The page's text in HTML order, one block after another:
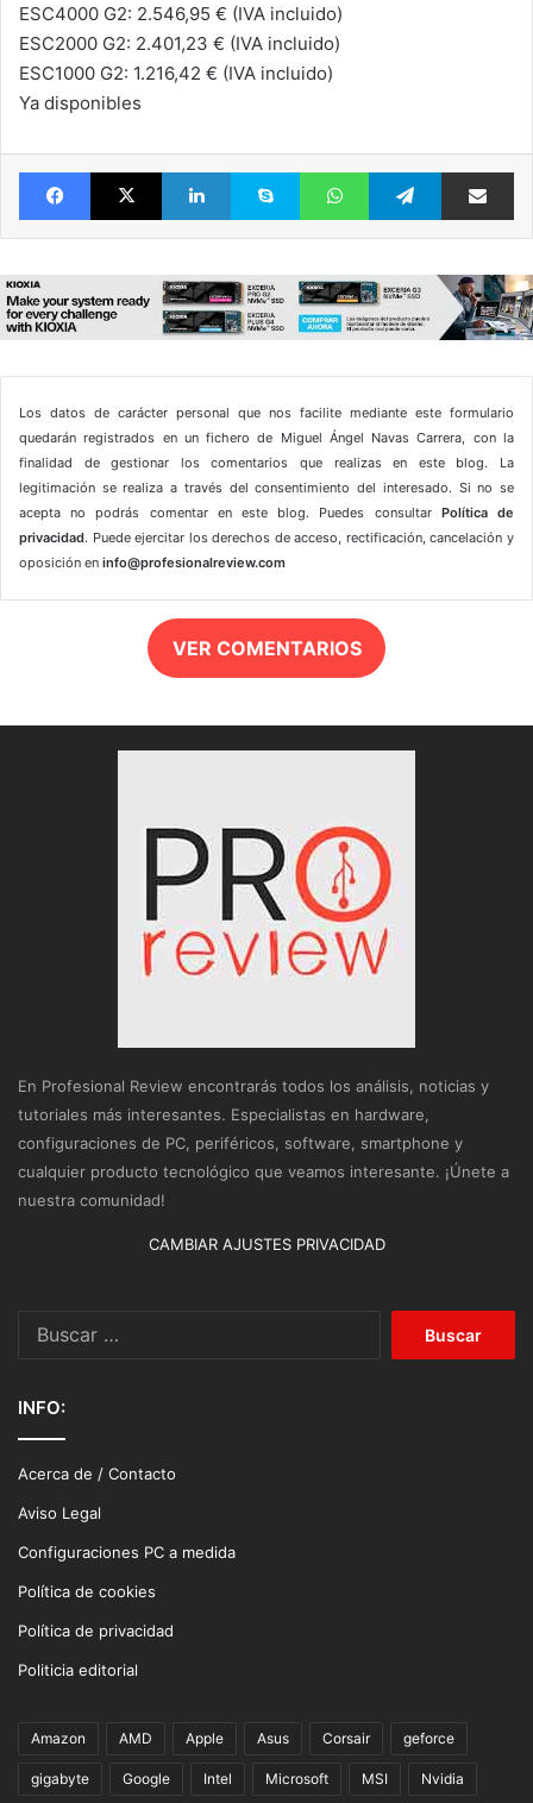
ESC4000 G2: 2.546,95 € (IVA incluido)
ESC2000 G2: 2.401,23 € (IVA incluido)
ESC1000 G2: 1.216,42 € (IVA incluido)
Ya disponibles
FacebookX LinkedIn Skype WhatsAppTelegram
Los datos de carácter personal que nos facilite mediante este formulario
quedarán registrados en un fichero de Miguel Ángel Navas Carrera, con la
finalidad de gestionar los comentarios que realizas en este blog. La
legitimación se realiza a través del consentimiento del interesado. Si no se
acepta no podrás comentar en este blog. Puedes consultar Política de
privacidad. Puede ejercitar los derechos de acceso, rectificación, cancelación y
oposición en info@profesionalreview.com
VER COMENTARIOS
En Profesional Review encontrarás todos los análisis, noticias y
tutoriales más interesantes. Especialistas en hardware,
configuraciones de PC, periféricos, software, smartphone y
cualquier producto tecnológico que veamos interesante. ¡Únete a
nuestra comunidad!
CAMBIAR AJUSTES PRIVACIDAD
INFO:
Acerca de / Contacto
Aviso Legal
Configuraciones PC a medida
Política de cookies
Política de privacidad
Politicia editorial
Amazon AMD Apple Asus Corsair geforce
gigabyte Google Intel Microsoft MSI Nvidia